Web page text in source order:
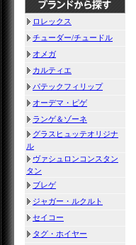
ロレックス
チューダー/チュードル
オメガ
カルティエ
パテックフィリップ
オーデマ・ピゲ
ランゲ＆ゾーネ
グラスヒュッテオリジナ
ル
ヴァシュロンコンスタン
タン
ブレゲ
ジャガー・ルクルト
セイコー
タグ・ホイヤー